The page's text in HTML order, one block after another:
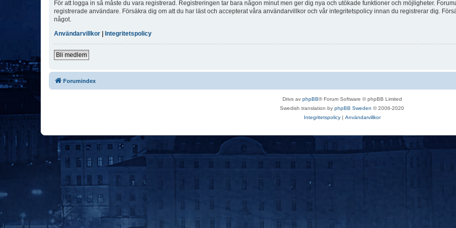
För att logga in så måste du vara registrerad. Registreringen tar bara någon minut men ger dig nya och utökade funktioner och möjligheter.
registrerade användare. Försäkra dig om att du har läst och accepterat våra användarvillkor och vår integritetspolicy innan du registrerar dig.
något.
Användarvillkor | Integritetspolicy
Bli medlem
Forumindex
Drivs av phpBB® Forum Software © phpBB Limited
Swedish translation by phpBB Sweden © 2006-2020
Integritetspolicy| Användarvillkor